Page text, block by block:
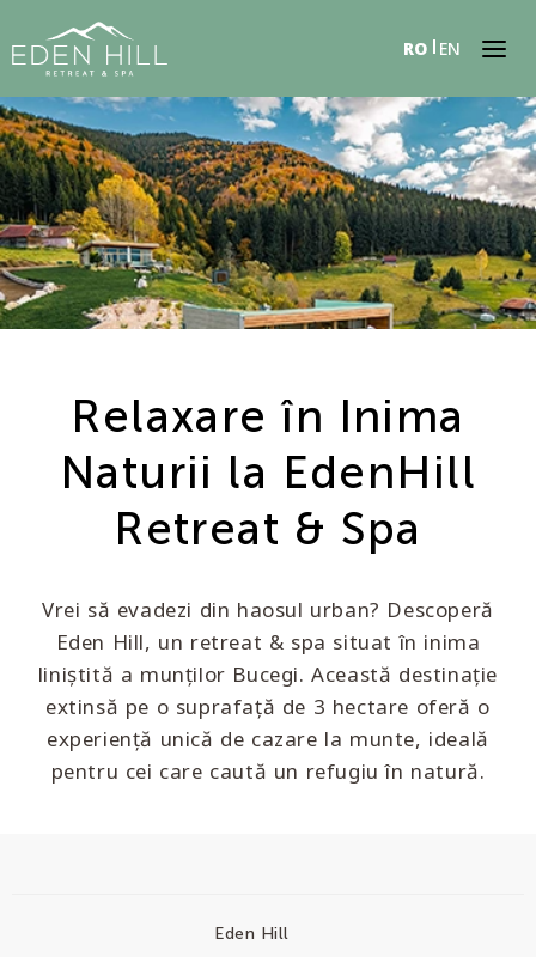
RO EN
Relaxare în Inima
Naturii la EdenHill
Retreat & Spa
Vrei să evadezi din haosul urban? Descoperă
Eden Hill, un retreat & spa situat în inima
liniștită a munților Bucegi. Această destinație
extinsă pe o suprafață de 3 hectare oferă o
experiență unică de cazare la munte, ideală
pentru cei care caută un refugiu în natură.
Eden Hill